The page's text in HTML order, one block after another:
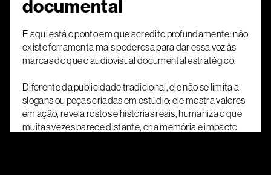
documental
E aqui está o ponto em que acredito profundamente: não
existe ferramenta mais poderosa para dar essa voz às
marcas do que o audiovisual documental estratégico.
Diferente da publicidade tradicional, ele não se limita a
slogans ou peças criadas em estúdio; ele mostra valores
em ação, revela rostos e histórias reais, humaniza o que
muitas vezes parece distante, cria memória e impacto